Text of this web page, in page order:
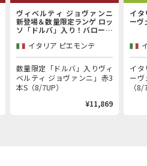
ヴィベルティ ジョヴァンニ
新登場＆数量限定ランゲ ロッ
ソ「ドルバ」入り！バローロ
産者「ヴィベルティ ジョヴァ
ンニ」赤3本セット
イタリア ピエモンテ
数量限定「ドルバ」入りヴィ
ベルティ ジョヴァンニ」赤3
本S（8/7UP）
¥11,869
イタ
ーヴ
イタ
ー
（